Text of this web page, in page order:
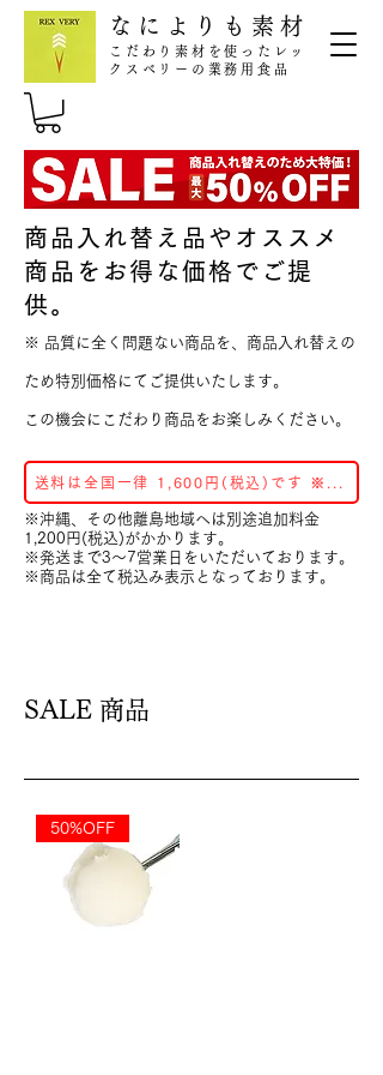
なによりも素材
こだわり素材を使ったレッ
クスベリーの業務用食品
商品入れ替え品やオススメ
商品をお得な価格でご提
供。
※ 品質に全く問題ない商品を、商品入れ替えの
ため特別価格にてご提供いたします。
​この機会にこだわり商品をお楽しみください。
送料は全国一律 1,600円(
※沖縄、その他離島地域へは別途追加料金
1,200円(税込)がかかります。
※発送まで3〜7営業日をいただいております。
※商品は全て税込み表示となっております。
SALE 商品
50%OFF